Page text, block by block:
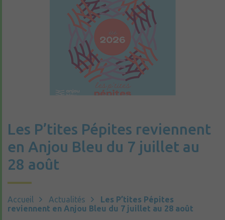
Les P’tites Pépites reviennent
en Anjou Bleu du 7 juillet au
28 août
Accueil Actualités
Les P’tites Pépites
reviennent en Anjou Bleu du 7 juillet au 28 août